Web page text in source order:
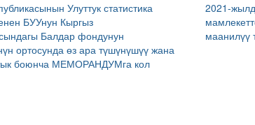
Улуттук статистика
БУУнун Кыргыз
Балдар фондунун
ортосунда өз ара түшүнүшүү жана
боюнча МЕМОРАНДУМга кол
2021-
маанилүү